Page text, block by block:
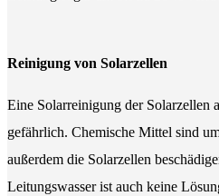
Reinigung von Solarzellen
Eine Solarreinigung der Solarzellen
gefährlich. Chemische Mittel sind
außerdem die Solarzellen
Leitungswasser ist auch keine